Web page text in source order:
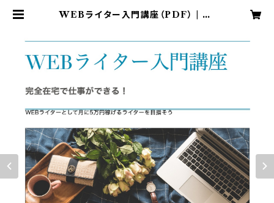
WEBライター入門講座（PDF） | Sa